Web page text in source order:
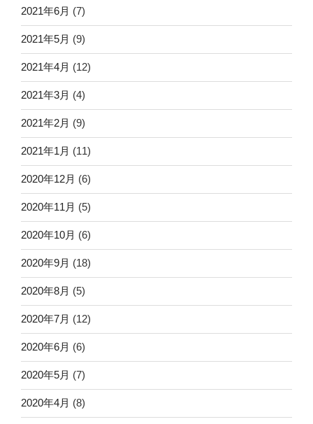
2021年6月 (7)
2021年5月 (9)
2021年4月 (12)
2021年3月 (4)
2021年2月 (9)
2021年1月 (11)
2020年12月 (6)
2020年11月 (5)
2020年10月 (6)
2020年9月 (18)
2020年8月 (5)
2020年7月 (12)
2020年6月 (6)
2020年5月 (7)
2020年4月 (8)